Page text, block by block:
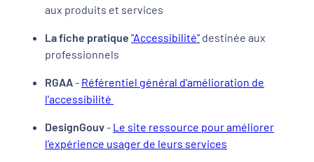
aux produits et services
La fiche pratique "Accessibilité" destinée aux
professionnels
RGAA- Référentiel général d'amélioration de
l'accessibilité
DesignGouv- Le site ressource pour améliorer
l’expérience usager de leurs services